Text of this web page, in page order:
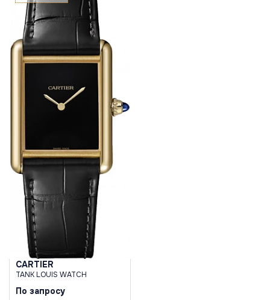
CARTIER
TANK LOUIS WATCH
По запросу